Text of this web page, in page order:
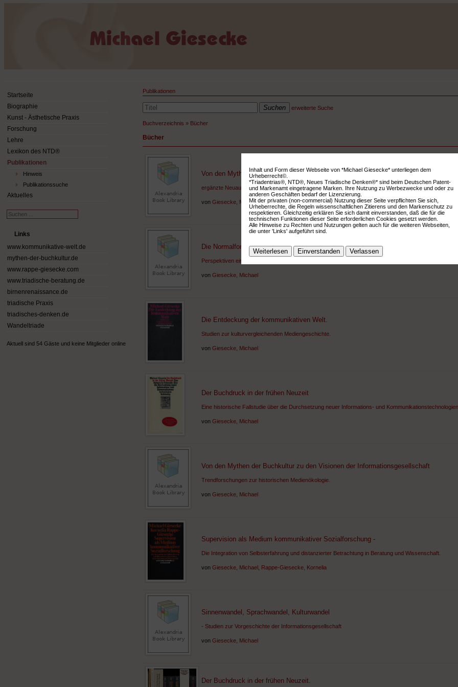
Startseite
Biographie
Kunst - Ästhetische Praxis
Forschung
Lehre
Lexikon des NTD®
Publikationen
Hinweis
Publikationssuche
Aktuelles
Suchen
...
Links
www.kommunikative-welt.de
mythen-der-buchkultur.de
www.rappe-giesecke.com
www.triadische-beratung.de
birnenrenaissance.de
triadische Praxis
triadisches-denken.de
Wandeltriade
Aktuell sind 54 Gäste und keine Mitglieder online
Publikationen
erweiterte Suche
Buchverzeichnis » Bücher
Bücher
Von den Mythen der Buchkultur zu den Visionen der Informationsgesellschaft
ergänzte Neuauflage als ebook
von Giesecke, Michael
Die Normalformanalyse sozialer Kommunikationssysteme
Perspektiven einer systemischen Methodik und Methodologie
von Giesecke, Michael
Die Entdeckung der kommunikativen Welt.
Studien zur kulturvergleichenden Mediengeschichte.
von Giesecke, Michael
Der Buchdruck in der frühen Neuzeit
Eine historische Fallstudie über die Durchsetzung neuer Informations- und Kommunikationstechnologien
von Giesecke, Michael
Von den Mythen der Buchkultur zu den Visionen der Informationsgesellschaft
Trendforschungen zur historischen Medienökologie.
von Giesecke, Michael
Supervision als Medium kommunikativer Sozialforschung -
Die Integration von Selbsterfahrung und distanzierter Betrachtung in Beratung und Wissenschaft.
von Giesecke, Michael Rappe-Giesecke, Kornelia
Sinnenwandel, Sprachwandel, Kulturwandel
- Studien zur Vorgeschichte der Informationsgesellschaft
von Giesecke, Michael
Der Buchdruck in der frühen Neuzeit.
Inhalt und Form dieser Webseite von *Michael Giesecke* unterliegen dem
Urheberrecht©.
*Triadentrias®, NTD®, Neues Triadische Denken®* sind beim Deutschen Patent-
und Markenamt eingetragene Marken. Ihre Nutzung zu Werbezwecke und oder zu
anderen Geschäften bedarf der Lizenzierung.
Mit der privaten (non-commercial) Nutzung dieser Seite verpflichten Sie sich,
Urheberrechte, die Regeln wissenschaftlichen Zitierens und den Markenschutz zu
respektieren. Gleichzeitig erklären Sie sich damit einverstanden, daß die für die
technischen Funktionen dieser Seite erforderlichen Cookies gesetzt werden.
Alle Hinweise zu Rechten und Nutzungen gelten auch für die weiteren Webseiten,
die unter 'Links' aufgeführt sind.
Weiterlesen Einverstanden Verlassen